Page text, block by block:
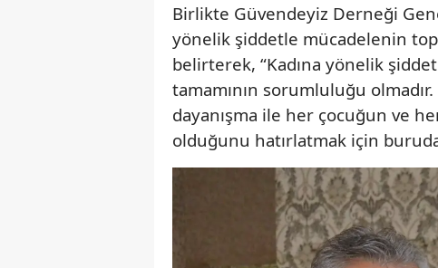
Birlikte Güvendeyiz Derneği
yönelik şiddetle mücadelenin
belirterek, “Kadına yönelik
tamamının sorumluluğu olmadır.
dayanışma ile her çocuğun ve
olduğunu hatırlatmak için